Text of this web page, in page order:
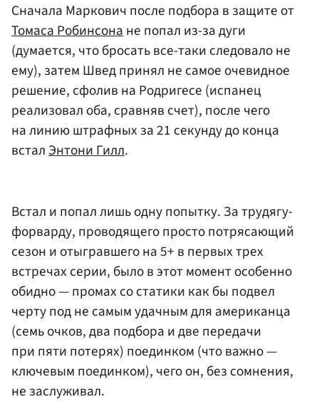
Сначала Маркович после подбора в защите от
Томаса Робинсонане попал из-за дуги
(думается, что бросать все-таки следовало не
ему), затем Швед принял не самое очевидное
решение, сфолив на Родригесе (испанец
реализовал оба, сравняв счет), после чего
на линию штрафных за 21 секунду до конца
всталЭнтони Гилл.
Встал и попал лишь одну попытку. За трудягу-
форварду, проводящего просто потрясающий
сезон и отыгравшего на 5+ в первых трех
встречах серии, было в этот момент особенно
обидно — промах со статики как бы подвел
черту под не самым удачным для американца
(семь очков, два подбора и две передачи
при пяти потерях) поединком (что важно —
ключевым поединком), чего он, без сомнения,
не заслуживал.